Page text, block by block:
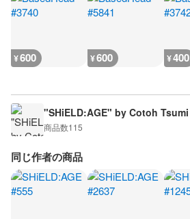
¥600 ¥600 ¥400
"SHiELD:AGE" by Cotoh Tsumi
商品数115
同じ作者の商品